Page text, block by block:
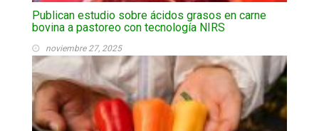
Publican estudio sobre ácidos grasos en carne
bovina a pastoreo con tecnología NIRS
noviembre 27, 2025